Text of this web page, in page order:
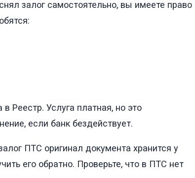
залог самостоятельно, вы имеете право
Реестр. Услуга платная, но это
если банк бездействует.
ПТС оригинал документа хранится у
его обратно. Проверьте, что в ПТС нет